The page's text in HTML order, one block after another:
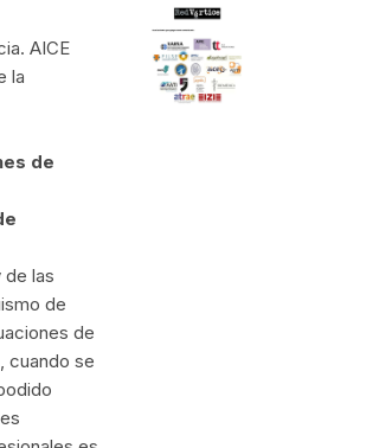
AICE
la
de
de las
de
de
cuando se